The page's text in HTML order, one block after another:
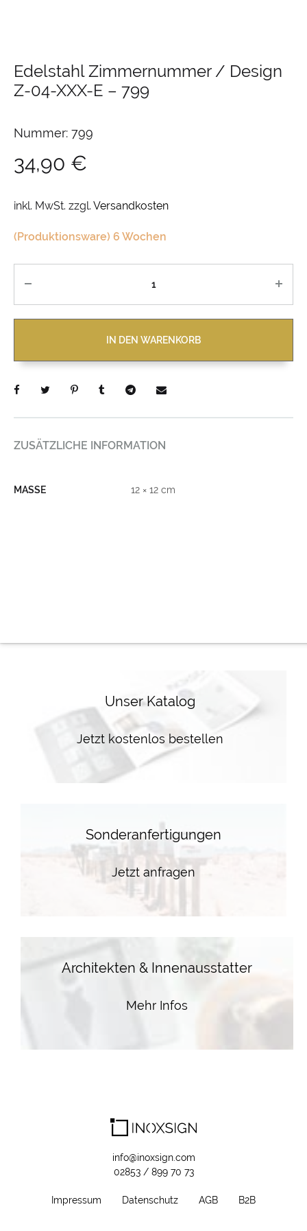
Edelstahl Zimmernummer / Design
Z-04-XXX-E – 799
Nummer: 799
34,90 €
inkl. MwSt. zzgl. Versandkosten
(Produktionsware) 6 Wochen
IN DEN WARENKORB
ZUSÄTZLICHE INFORMATION
MASSE 12 × 12 cm
Unser Katalog
Jetzt kostenlos bestellen
Sonderanfertigungen
Jetzt anfragen
Architekten & Innenausstatter
Mehr Infos
info@inoxsign.com
02853 / 899 70 73
Impressum Datenschutz AGB B2B